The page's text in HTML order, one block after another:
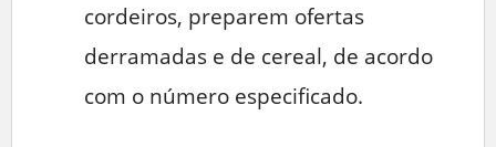
cordeiros, preparem ofertas
derramadas e de cereal, de acordo
com o número especificado.